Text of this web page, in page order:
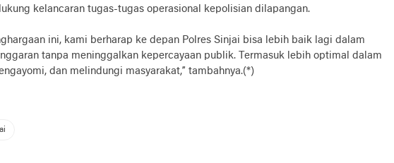
kelancaran tugas-tugas operasional kepolisian dilapangan.
ini, kami berharap ke depan Polres Sinjai bisa lebih baik lagi dalam
tanpa meninggalkan kepercayaan publik. Termasuk lebih optimal dalam
dan melindungi masyarakat,” tambahnya.(*)